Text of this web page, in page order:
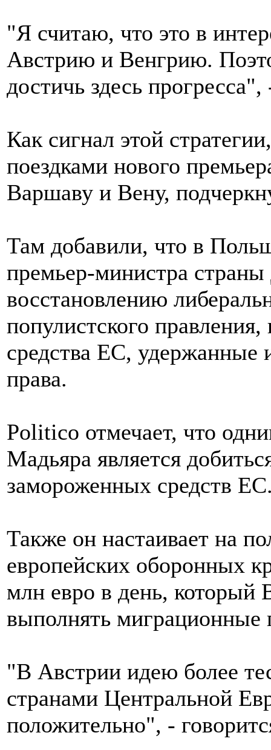
"Я считаю, что это в
Австрию и Венгрию.
достичь здесь
Как сигнал этой
поездками нового
Варшаву и Вену,
Там добавили, что в
премьер-министра
восстановлению
популистского
средства ЕС, удержанные
права.
Politico отмечает, что
Мадьяра является
замороженных средств
Также он настаивает на
европейских оборонных
млн евро в день, который
выполнять миграционные
"В Австрии идею более
странами Центральной
положительно", -